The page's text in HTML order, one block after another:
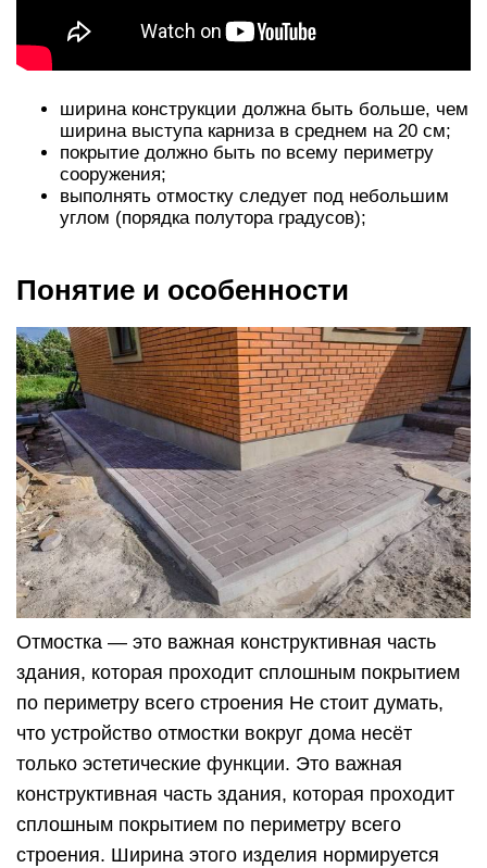
ширина конструкции должна быть больше, чем
ширина выступа карниза в среднем на 20 см;
покрытие должно быть по всему периметру
сооружения;
выполнять отмостку следует под небольшим
углом (порядка полутора градусов);
Понятие и особенности
Отмостка — это важная конструктивная часть
здания, которая проходит сплошным покрытием
по периметру всего строения Не стоит думать,
что устройство отмостки вокруг дома несёт
только эстетические функции. Это важная
конструктивная часть здания, которая проходит
сплошным покрытием по периметру всего
строения. Ширина этого изделия нормируется